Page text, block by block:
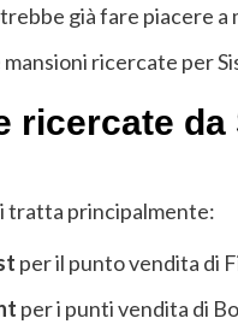
già fare piacere a
ricercate per
ricercate
tratta principalmente:
per il punto vendita di
per i punti vendita di